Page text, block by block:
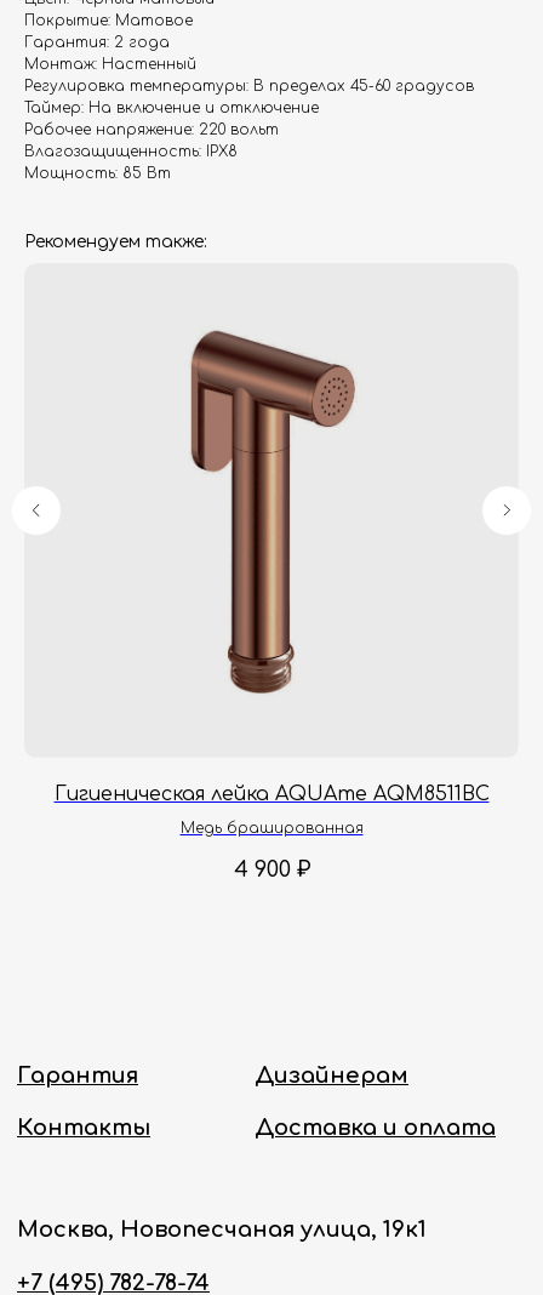
Покрытие: Матовое
Гарантия: 2 года
Монтаж: Настенный
Регулировка температуры: В пределах 45-60 градусов
Таймер: На включение и отключение
Рабочее напряжение: 220 вольт
Влагозащищенность: IPX8
Мощность: 85 Вт
Рекомендуем также:
Гигиеническая лейка AQUAme AQM8511BC
Медь брашированная
4 900 ₽
Дизайнерам
Доставка и оплата
Москва, Новопесчаная улица, 19к1
+7 (495) 782-78-74
Политика конфиденциальности